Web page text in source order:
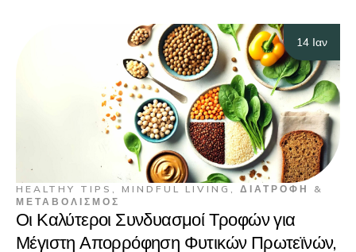
14 Ιαν
HEALTHY TIPS , MINDFUL LIVING , ΔΙΑΤΡΟΦΉ &
ΜΕΤΑΒΟΛΙΣΜΌΣ
Οι Καλύτεροι Συνδυασμοί Τροφών για
Μέγιστη Απορρόφηση Φυτικών Πρωτεϊνών,